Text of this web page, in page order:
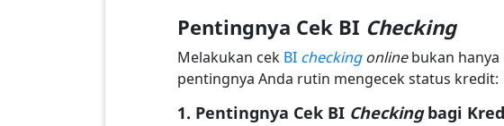
Pentingnya Cek BI Checking
Melakukan cek BI checkingonlinebukan hanya
pentingnya Anda rutin mengecek status kredit:
1. Pentingnya Cek BI Checkingbagi